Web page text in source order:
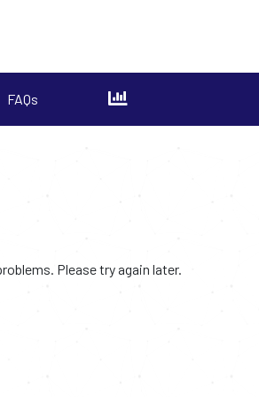
FAQs
Please try again later.